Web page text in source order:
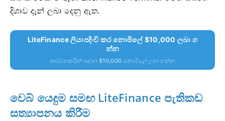
දිශාව දැන් ලබා දෙනු ඇත.
LiteFinance ලියාපදිංචි කර නොමිලේ $10,000 ලබා ග
න්න
ආරම්භකයින් සඳහා $10,000 නොමිලේ ලබා ගන්න
වෙබ් යෙදුම සමඟ LiteFinance පැතිකඩ
සත්‍යාපනය කිරීම